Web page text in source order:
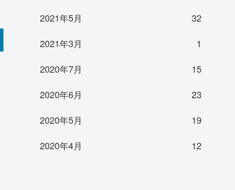
2021年5月
32
2021年3月
1
2020年7月
15
2020年6月
23
2020年5月
19
2020年4月
12